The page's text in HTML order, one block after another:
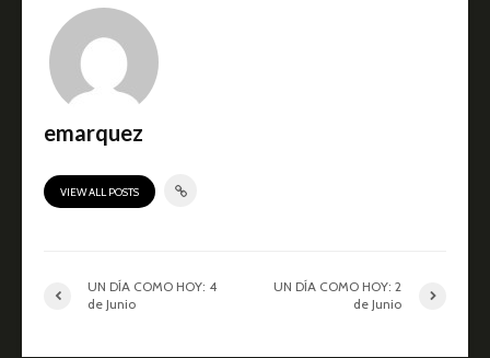
emarquez
VIEW ALL POSTS
UN DÍA COMO HOY: 4
de Junio
UN DÍA COMO HOY: 2
de Junio